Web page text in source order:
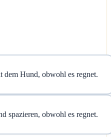
dem Hund, obwohl es regnet.
spazieren, obwohl es regnet.